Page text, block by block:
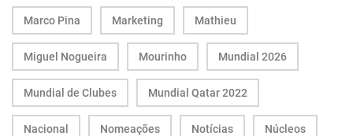
Marco Pina Marketing Mathieu
Miguel Nogueira Mourinho Mundial 2026
Mundial de Clubes Mundial Qatar 2022
Nacional Nomeações Notícias Núcleos